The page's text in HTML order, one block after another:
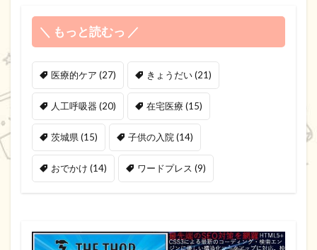
＼ もっと読むっ ／
医療的ケア (27) きょうだい(21)
人工呼吸器 (20) 在宅医療 (15)
茨城県(15) 子供の入院(14)
おでかけ (14) ワードプレス (9)